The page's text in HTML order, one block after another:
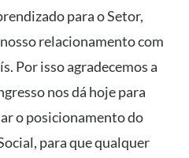
para o Setor,
relacionamento com
Por isso agradecemos a
nos dá hoje para
o posicionamento do
para que qualquer